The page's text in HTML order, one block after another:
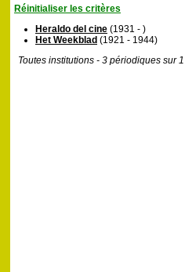
Réinitialiser les critères
Heraldo del cine (1931 - )
Het Weekblad (1921 - 1944)
Toutes institutions - 3 périodiques sur